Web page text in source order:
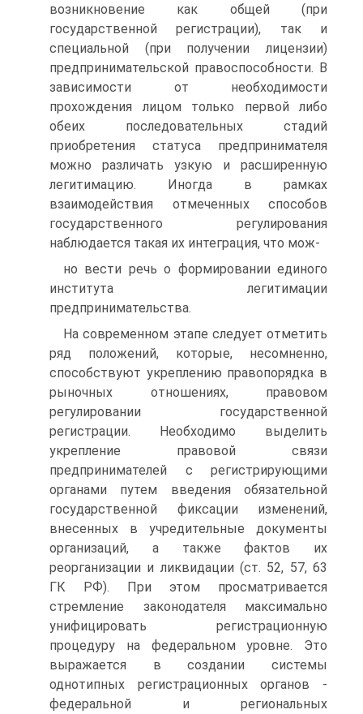
возникновение как общей (при
государственной регистрации), так и
специальной (при получении лицензии)
предпринимательской правоспособности. В
зависимости от необходимости
прохождения лицом только первой либо
обеих последовательных стадий
приобретения статуса предпринимателя
можно различать узкую и расширенную
легитимацию. Иногда в рамках
взаимодействия отмеченных способов
государственного регулирования
наблюдается такая их интеграция, что мож-
но вести речь о формировании единого
института легитимации
предпринимательства.
На современном этапе следует отметить
ряд положений, которые, несомненно,
способствуют укреплению правопорядка в
рыночных отношениях, правовом
регулировании государственной
регистрации. Необходимо выделить
укрепление правовой связи
предпринимателей с регистрирующими
органами путем введения обязательной
государственной фиксации изменений,
внесенных в учредительные документы
организаций, а также фактов их
реорганизации и ликвидации (ст. 52, 57, 63
ГК РФ). При этом просматривается
стремление законодателя максимально
унифицировать регистрационную
процедуру на федеральном уровне. Это
выражается в создании системы
однотипных регистрационных органов -
федеральной и региональных